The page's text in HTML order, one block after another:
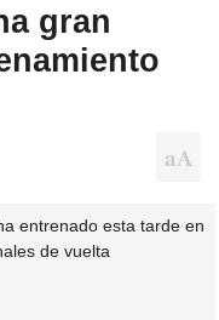
gran
entrenado esta tarde en
de vuelta